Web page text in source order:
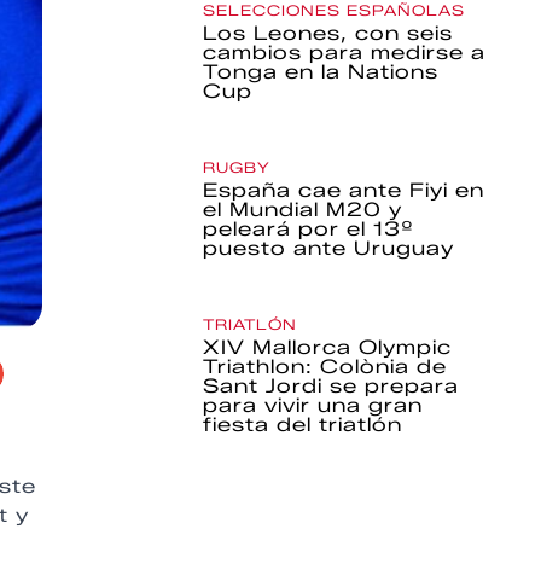
y
SELECCIONES ESPAÑOLAS
Los Leones, con seis
cambios para medirse a
Tonga en la Nations
Cup
RUGBY
España cae ante Fiyi en
el Mundial M20 y
peleará por el 13º
puesto ante Uruguay
TRIATLÓN
XIV Mallorca Olympic
Triathlon: Colònia de
Sant Jordi se prepara
para vivir una gran
fiesta del triatlón